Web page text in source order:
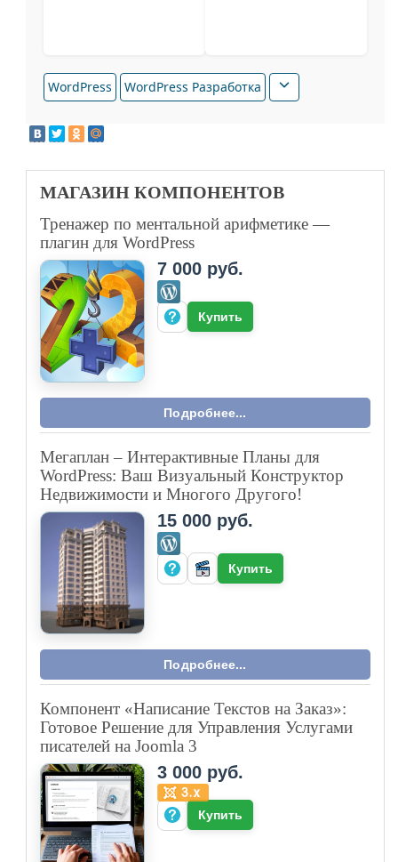
WordPress WordPress Разработка
МАГАЗИН КОМПОНЕНТОВ
Тренажер по ментальной арифметике —
плагин для WordPress
7 000 руб.
Купить
Подробнее...
Мегаплан – Интерактивные Планы для
WordPress: Ваш Визуальный Конструктор
Недвижимости и Многого Другого!
15 000 руб.
Купить
Подробнее...
Компонент «Написание Текстов на Заказ»:
Готовое Решение для Управления Услугами
писателей на Joomla 3
3 000 руб.
Купить